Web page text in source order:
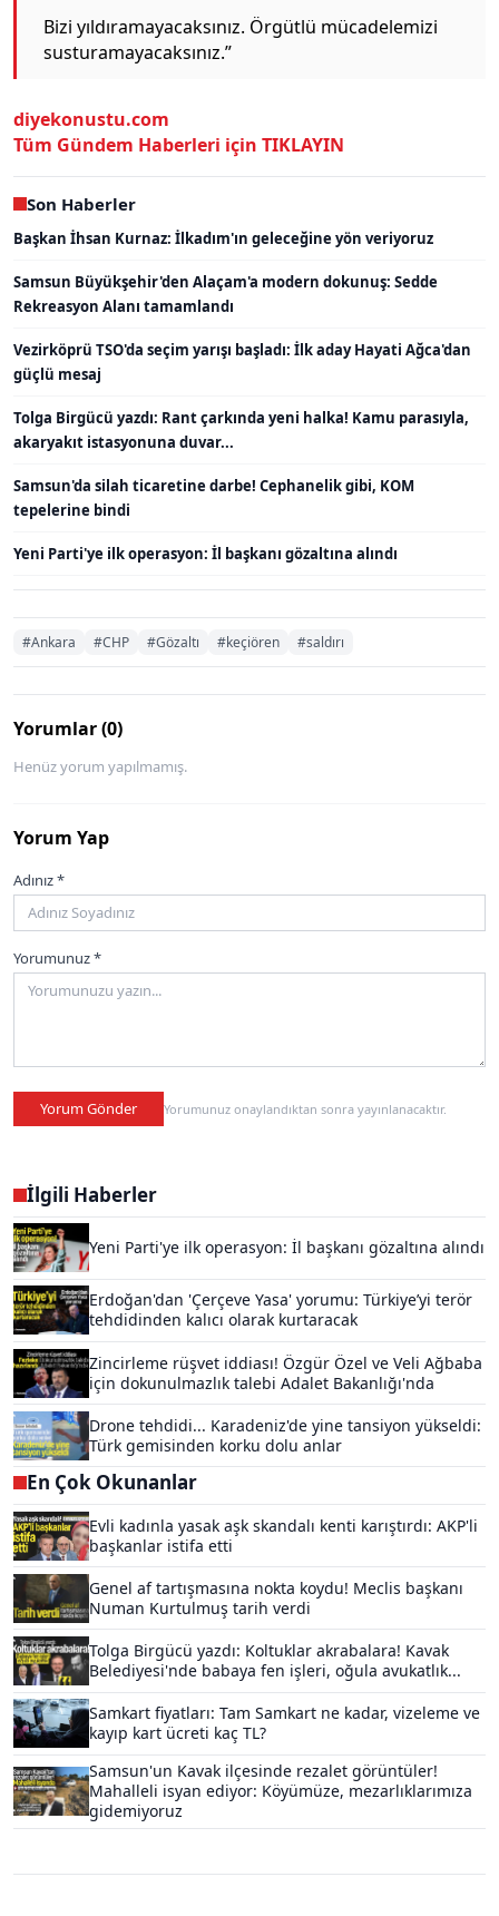
Bizi yıldıramayacaksınız. Örgütlü mücadelemizi
susturamayacaksınız.”
diyekonustu.com
Tüm Gündem Haberleri için TIKLAYIN
Son Haberler
Başkan İhsan Kurnaz: İlkadım'ın geleceğine yön veriyoruz
Samsun Büyükşehir'den Alaçam'a modern dokunuş: Sedde
Rekreasyon Alanı tamamlandı
Vezirköprü TSO'da seçim yarışı başladı: İlk aday Hayati Ağca'dan
güçlü mesaj
Tolga Birgücü yazdı: Rant çarkında yeni halka! Kamu parasıyla,
akaryakıt istasyonuna duvar...
Samsun'da silah ticaretine darbe! Cephanelik gibi, KOM
tepelerine bindi
Yeni Parti'ye ilk operasyon: İl başkanı gözaltına alındı
#Ankara #CHP #Gözaltı #keçiören #saldırı
Yorumlar (0)
Henüz yorum yapılmamış.
Yorum Yap
Adınız *
Yorumunuz *
Yorum Gönder Yorumunuz onaylandıktan sonra yayınlanacaktır.
İlgili Haberler
Yeni Parti'ye ilk operasyon: İl başkanı gözaltına alındı
Erdoğan'dan 'Çerçeve Yasa' yorumu: Türkiye’yi terör
tehdidinden kalıcı olarak kurtaracak
Zincirleme rüşvet iddiası! Özgür Özel ve Veli Ağbaba
için dokunulmazlık talebi Adalet Bakanlığı'nda
Drone tehdidi... Karadeniz'de yine tansiyon yükseldi:
Türk gemisinden korku dolu anlar
En Çok Okunanlar
Evli kadınla yasak aşk skandalı kenti karıştırdı: AKP'li
başkanlar istifa etti
Genel af tartışmasına nokta koydu! Meclis başkanı
Numan Kurtulmuş tarih verdi
Tolga Birgücü yazdı: Koltuklar akrabalara! Kavak
Belediyesi'nde babaya fen işleri, oğula avukatlık...
Samkart fiyatları: Tam Samkart ne kadar, vizeleme ve
kayıp kart ücreti kaç TL?
Samsun'un Kavak ilçesinde rezalet görüntüler!
Mahalleli isyan ediyor: Köyümüze, mezarlıklarımıza
gidemiyoruz